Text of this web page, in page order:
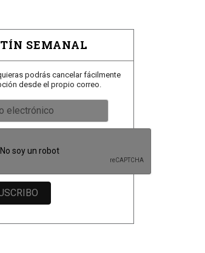
SEMANAL
podrás cancelar fácilmente
desde el propio correo.